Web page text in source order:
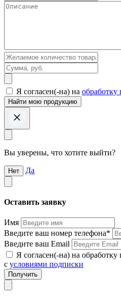
Я согласен(-на) на
Вы уверены, что хотите выйти?
Нет Да
Оставить заявку
Имя
Введите ваш номер телефона*
Введите ваш Email
Я согласен(-на) на
с условиями подписки